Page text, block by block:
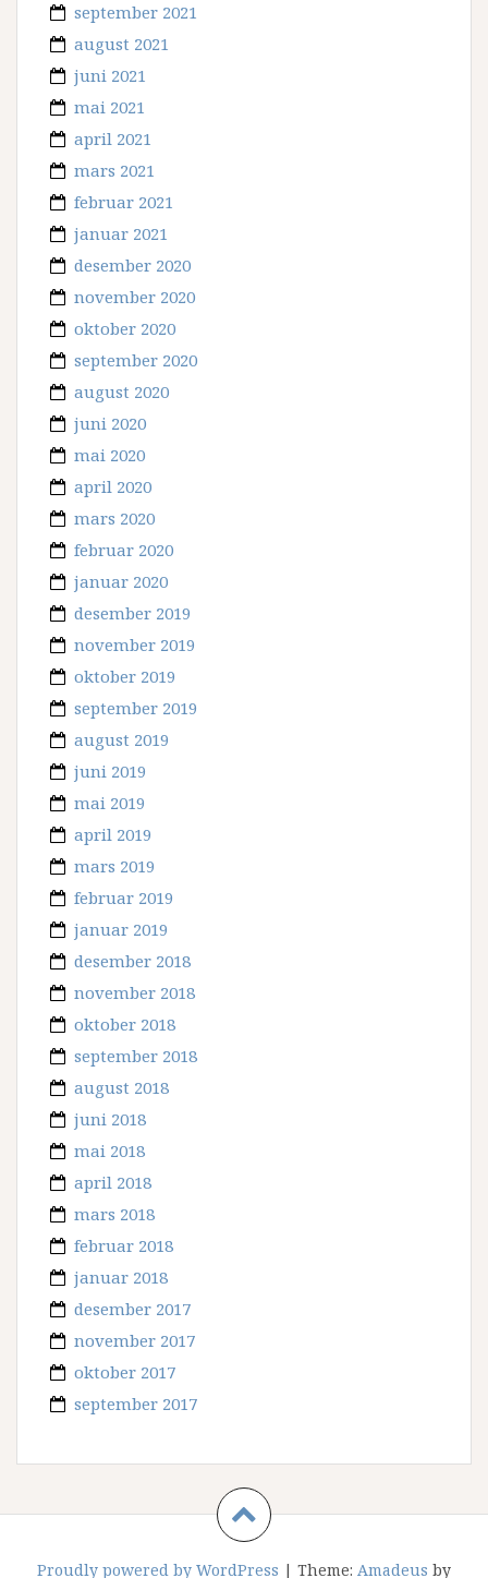
september 2021
august 2021
juni 2021
mai 2021
april 2021
mars 2021
februar 2021
januar 2021
desember 2020
november 2020
oktober 2020
september 2020
august 2020
juni 2020
mai 2020
april 2020
mars 2020
februar 2020
januar 2020
desember 2019
november 2019
oktober 2019
september 2019
august 2019
juni 2019
mai 2019
april 2019
mars 2019
februar 2019
januar 2019
desember 2018
november 2018
oktober 2018
september 2018
august 2018
juni 2018
mai 2018
april 2018
mars 2018
februar 2018
januar 2018
desember 2017
november 2017
oktober 2017
september 2017
Proudly powered by WordPress | Theme: Amadeus by